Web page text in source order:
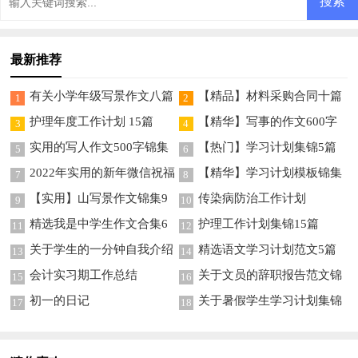
最新推荐
1 有关小学年级写景作文八篇 2 【精品】材料采购合同十篇
3 护理年度工作计划 15篇 4
【精华】写事的作文600字
集锦10篇
5
实用的写人作文500字锦集
七篇
6 【热门】学习计划集锦5篇
7
2022年实用的新年微信祝福
语70条
8
【精华】学习计划模板锦集
5篇
9
【实用】山写景作文锦集9
篇
10 传染病防治工作计划
11
精选我是中学生作文合集6
篇
12 护理工作计划集锦15篇
13
关于学生的一分钟自我介绍
模板锦集9篇
14 精选语文学习计划范文5篇
15 会计实习期工作总结 16
关于文员的辞职报告范文锦
集9篇
17 初一的日记 18
关于暑假学生学习计划集锦